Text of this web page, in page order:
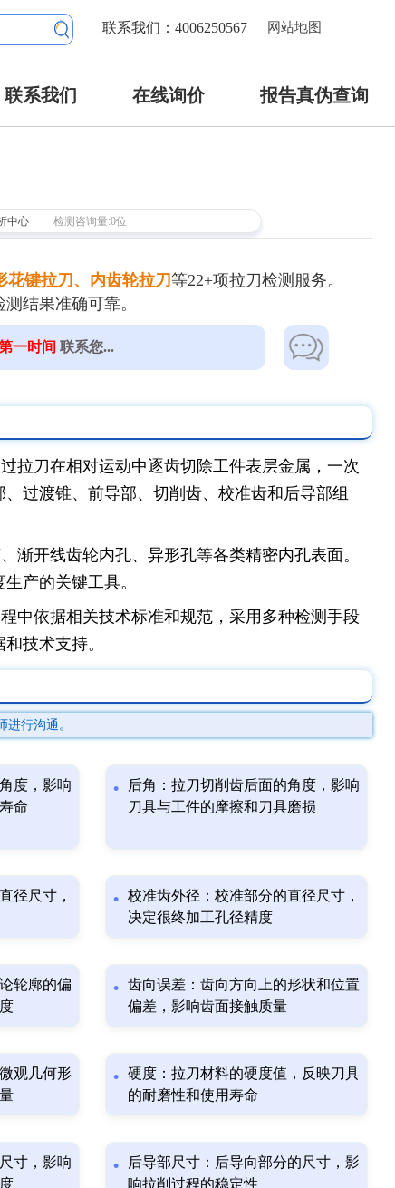
网站地图
联系我们：4006250567
联系我们 在线询价 报告真伪查询
中心 检测咨询量:0位
花键拉刀、内齿轮拉刀等22+项拉刀检测服务。
结果准确可靠。
一时间 联系您...
拉刀在相对运动中逐齿切除工件表层金属，一次
过渡锥、前导部、切削齿、校准齿和后导部组
开线齿轮内孔、异形孔等各类精密内孔表面。
产的关键工具。
中依据相关技术标准和规范，采用多种检测手段
技术支持。
行沟通。
度，影响
命
后角：拉刀切削齿后面的角度，影响
刀具与工件的摩擦和刀具磨损
径尺寸，
校准齿外径：校准部分的直径尺寸，
决定很终加工孔径精度
轮廓的偏
齿向误差：齿向方向上的形状和位置
偏差，影响齿面接触质量
观几何形
硬度：拉刀材料的硬度值，反映刀具
的耐磨性和使用寿命
寸，影响
后导部尺寸：后导向部分的尺寸，影
响拉削过程的稳定性